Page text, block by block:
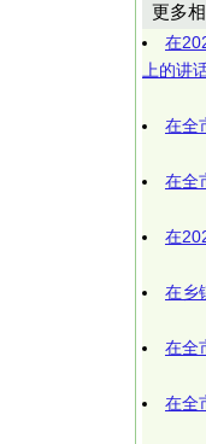
更多
在
上的讲
在全
在全
在
在乡
在全
在全